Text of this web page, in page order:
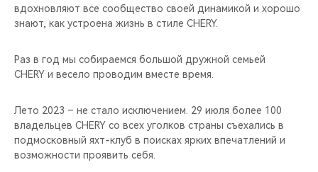
вдохновляют все сообщество своей динамикой и хорошо
знают, как устроена жизнь в стиле CHERY.
Раз в год мы собираемся большой дружной семьей
CHERY и весело проводим вместе время.
Лето 2023 – не стало исключением. 29 июля более 100
владельцев CHERY со всех уголков страны съехались в
подмосковный яхт-клуб в поисках ярких впечатлений и
возможности проявить себя.